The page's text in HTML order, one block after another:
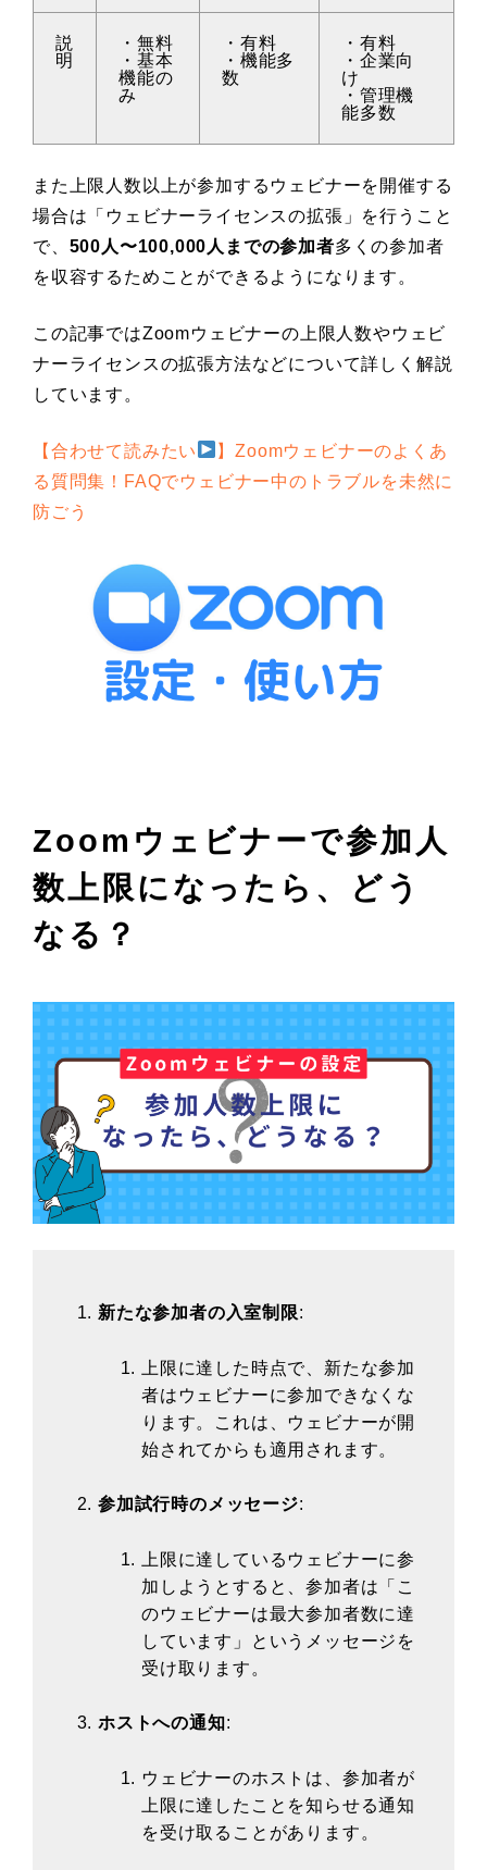
説
明
・無料
・基本
機能の
み
・有料
・機能多
数
・有料
・企業向
け
・管理機
能多数
また上限人数以上が参加するウェビナーを開催する
場合は「ウェビナーライセンスの拡張」を行うこと
で、 500人〜100,000人までの参加者多くの参加者
を収容するためことができるようになります。
この記事ではZoomウェビナーの上限人数やウェビ
ナーライセンスの拡張方法などについて詳しく解説
しています。
【合わせて読みたい
】Zoomウェビナーのよくあ
る質問集！FAQでウェビナー中のトラブルを未然に
防ごう
Zoomウェビナーで参加人
数上限になったら、どう
なる？
新たな参加者の入室制限:
上限に達した時点で、新たな参加
者はウェビナーに参加できなくな
ります。これは、ウェビナーが開
始されてからも適用されます。
参加試行時のメッセージ:
上限に達しているウェビナーに参
加しようとすると、参加者は「こ
のウェビナーは最大参加者数に達
しています」というメッセージを
受け取ります。
ホストへの通知:
ウェビナーのホストは、参加者が
上限に達したことを知らせる通知
を受け取ることがあります。